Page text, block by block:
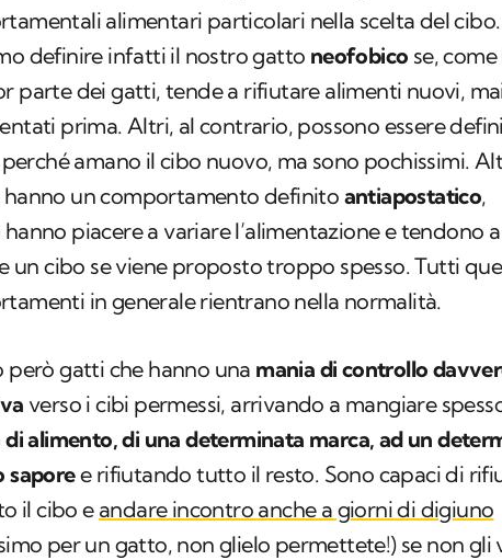
alimentari particolari nella scelta del cibo.
definire infatti il nostro gatto neofobico se, come
parte dei gatti, tende a rifiutare alimenti nuovi,
prima. Altri, al contrario, possono essere
perché amano il cibo nuovo, ma sono pochissimi.
hanno un comportamento definito antiapostatico,
piacere a variare l’alimentazione e tendono a
un cibo se viene proposto troppo spesso. Tutti
in generale rientrano nella normalità.
però gatti che hanno una mania di controllo
verso i cibi permessi, arrivando a mangiare
alimento, di una determinata marca, ad un
saporee rifiutando tutto il resto. Sono capaci di
il cibo e andare incontro anche a giorni di digiuno
per un gatto, non glielo permettete!) se non gli